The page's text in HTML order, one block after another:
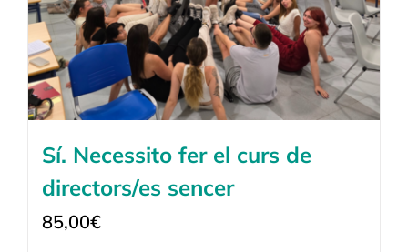
Sí. Necessito fer el curs de
directors/es sencer
85,00€